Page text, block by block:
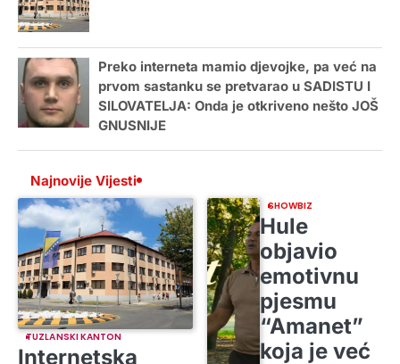
Preko interneta mamio djevojke, pa već na
prvom sastanku se pretvarao u SADISTU I
SILOVATELJA: Onda je otkriveno nešto JOŠ
GNUSNIJE
Najnovije Vijesti
TUZLANSKI KANTON
Internetska
SHOWBIZ
Hule
objavio
emotivnu
pjesmu
“Amanet”
koja je već